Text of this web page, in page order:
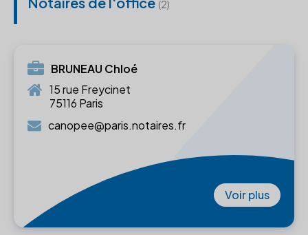
(2)
BRUNEAU Chloé
15 rue Freycinet
75116 Paris
canopee@paris.notaires.fr
Voir plus